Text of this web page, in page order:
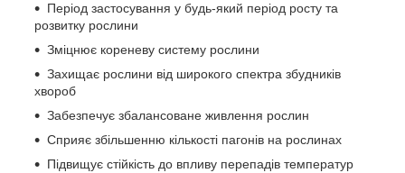
Період застосування у будь-який період росту та
розвитку рослини
Зміцнює кореневу систему рослини
Захищає рослини від широкого спектра збудників
хвороб
Забезпечує збалансоване живлення рослин
Сприяє збільшенню кількості пагонів на рослинах
Підвищує стійкість до впливу перепадів температур